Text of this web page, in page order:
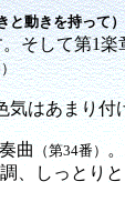
と動きを持って）
そして第1
はあまり付
曲（第34番）
、しっとり